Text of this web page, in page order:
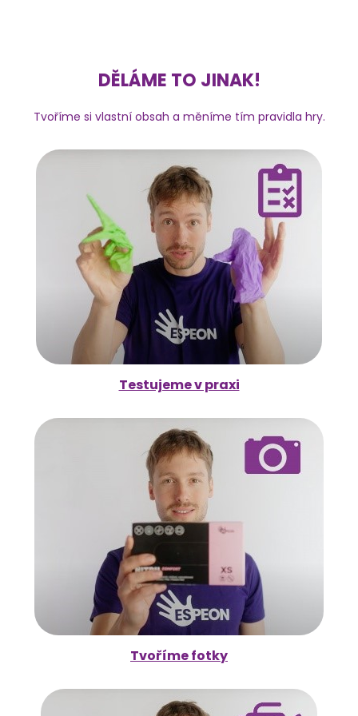
DĚLÁME TO JINAK!
Tvoříme si vlastní obsah a měníme tím pravidla hry.
Testujeme v praxi
Tvoříme fotky